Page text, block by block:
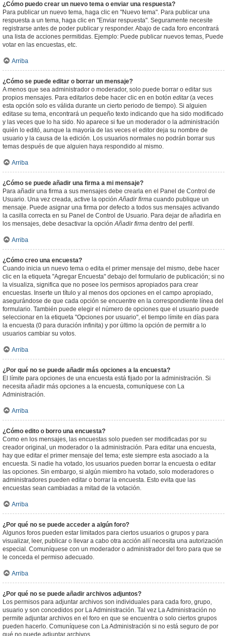
¿Cómo puedo crear un nuevo tema o enviar una respuesta?
Para publicar un nuevo tema, haga clic en "Nuevo tema". Para publicar una
respuesta a un tema, haga clic en "Enviar respuesta". Seguramente necesite
registrarse antes de poder publicar y responder. Abajo de cada foro encontrará
una lista de acciones permitidas. Ejemplo: Puede publicar nuevos temas, Puede
votar en las encuestas, etc.
Arriba
¿Cómo se puede editar o borrar un mensaje?
A menos que sea administrador o moderador, solo puede borrar o editar sus
propios mensajes. Para editarlos debe hacer clic en en botón editar(a veces
esta opción solo es válida durante un cierto periodo de tiempo). Si alguien
editase su tema, encontrará un pequeño texto indicando que ha sido modificado
y las veces que lo ha sido. No aparece si fue un moderador o la administración
quién lo editó, aunque la mayoría de las veces el editor deja su nombre de
usuario y la causa de la edición. Los usuarios normales no podrán borrar sus
temas después de que alguien haya respondido al mismo.
Arriba
¿Cómo se puede añadir una firma a mi mensaje?
Para añadir una firma a sus mensajes debe crearla en el Panel de Control de
Usuario. Una vez creada, active la opciónAñadir firma cuando publique un
mensaje. Puede asignar una firma por defecto a todos sus mensajes activando
la casilla correcta en su Panel de Control de Usuario. Para dejar de añadirla en
los mensajes, debe desactivar la opciónAñadir firma dentro del perfil.
Arriba
¿Cómo creo una encuesta?
Cuando inicia un nuevo tema o edita el primer mensaje del mismo, debe hacer
clic en la etiqueta "Agregar Encuesta" debajo del formulario de publicación; si no
la visualiza, significa que no posee los permisos apropiados para crear
encuestas. Inserte un título y al menos dos opciones en el campo apropiado,
asegurándose de que cada opción se encuentre en la correspondiente línea del
formulario. También puede elegir el número de opciones que el usuario puede
seleccionar en la etiqueta "Opciones por usuario", el tiempo límite en días para
la encuesta (0 para duración infinita) y por último la opción de permitir a lo
usuarios cambiar su votos.
Arriba
¿Por qué no se puede añadir más opciones a la encuesta?
El límite para opciones de una encuesta está fijado por la administración. Si
necesita añadir más opciones a la encuesta, comuníquese con La
Administración.
Arriba
¿Cómo edito o borro una encuesta?
Como en los mensajes, las encuestas solo pueden ser modificadas por su
creador original, un moderador o la administración. Para editar una encuesta,
hay que editar el primer mensaje del tema; este siempre esta asociado a la
encuesta. Si nadie ha votado, los usuarios pueden borrar la encuesta o editar
las opciones. Sin embargo, si algún miembro ha votado, solo moderadores o
administradores pueden editar o borrar la encuesta. Esto evita que las
encuestas sean cambiadas a mitad de la votación.
Arriba
¿Por qué no se puede acceder a algún foro?
Algunos foros pueden estar limitados para ciertos usuarios o grupos y para
visualizar, leer, publicar o llevar a cabo otra acción allí necesita una autorización
especial. Comuníquese con un moderador o administrador del foro para que se
le conceda el permiso adecuado.
Arriba
¿Por qué no se puede añadir archivos adjuntos?
Los permisos para adjuntar archivos son individuales para cada foro, grupo,
usuario y son concedidos por La Administración. Tal vez La Administración no
permite adjuntar archivos en el foro en que se encuentra o solo ciertos grupos
pueden hacerlo. Comuníquese con La Administración si no está seguro de por
qué no puede adjuntar archivos.